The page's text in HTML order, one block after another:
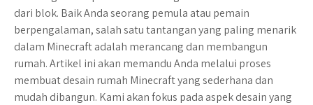
dari blok. Baik Anda seorang pemula atau pemain
berpengalaman, salah satu tantangan yang paling menarik
dalam Minecraft adalah merancang dan membangun
rumah. Artikel ini akan memandu Anda melalui proses
membuat desain rumah Minecraft yang sederhana dan
mudah dibangun. Kami akan fokus pada aspek desain yang